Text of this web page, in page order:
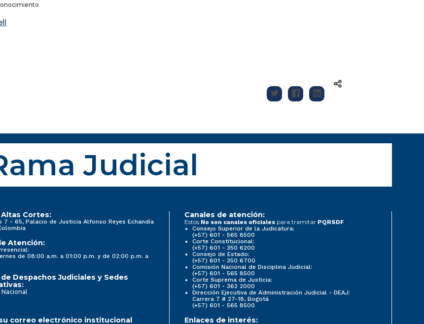
Judicial
Cortes:
7 - 65, Palacio de Justicia Alfonso Reyes Echandía
Atención:
de 08:00 a.m. a 01:00 p.m. y de 02:00 p.m. a
Despachos Judiciales y Sedes
Canales de atención:
Estos No son canales oficiales para tramitar PQRSDF
Consejo Superior de la Judicatura:
(+57) 601 - 565 8500
Corte Constitucional:
(+57) 601 - 350 6200
Consejo de Estado:
(+57) 601 - 350 6700
Comisión Nacional de Disciplina Judicial:
(+57) 601 - 565 8500
Corte Suprema de Justicia:
(+57) 601 - 362 2000
Dirección Ejecutiva de Administración Judicial - DEAJ:
Carrera 7 # 27-18, Bogotá
(+57) 601 - 565 8500
correo electrónico institucional Enlaces de interés: